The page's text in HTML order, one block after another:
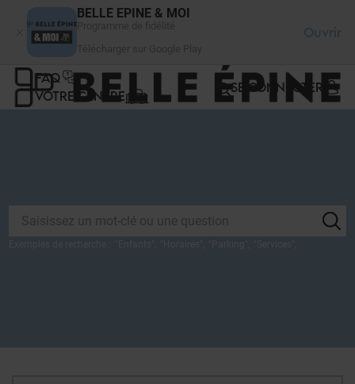
BELLE EPINE & MOI
Ouvrir
FAQ
VOTRE CENTRE
SE CONNECTER
Panneau de gestion des cookies